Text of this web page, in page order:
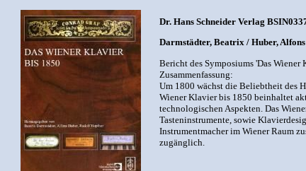
Dr. Hans Schneider Verlag
Darmstädter, Beatrix / Huber,
Bericht des Symposiums 'Das
Zusammenfassung:
Um 1800 wächst die Beliebtheit des
Wiener Klavier bis 1850 beinhaltet
technologischen Aspekten. Das
Tasteninstrumente, sowie
Instrumentmacher im Wiener Raum
zugänglich.